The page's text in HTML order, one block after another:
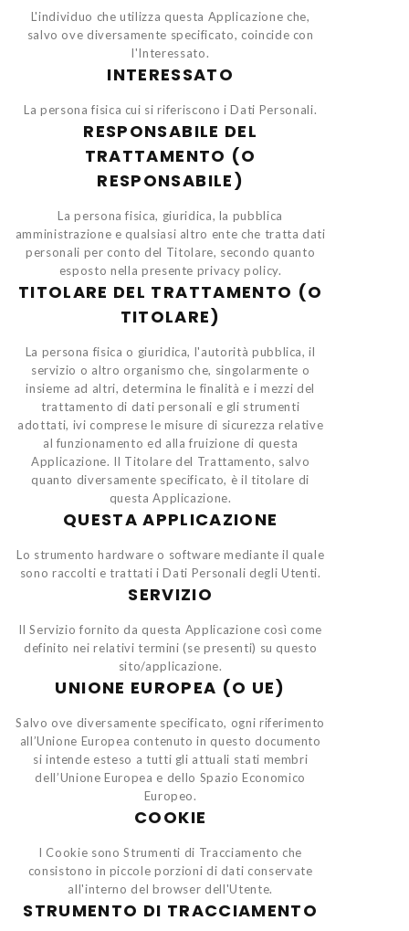
L'individuo che utilizza questa Applicazione che,
salvo ove diversamente specificato, coincide con
l'Interessato.
INTERESSATO
La persona fisica cui si riferiscono i Dati Personali.
RESPONSABILE DEL
TRATTAMENTO (O
RESPONSABILE)
La persona fisica, giuridica, la pubblica
amministrazione e qualsiasi altro ente che tratta dati
personali per conto del Titolare, secondo quanto
esposto nella presente privacy policy.
TITOLARE DEL TRATTAMENTO (O
TITOLARE)
La persona fisica o giuridica, l'autorità pubblica, il
servizio o altro organismo che, singolarmente o
insieme ad altri, determina le finalità e i mezzi del
trattamento di dati personali e gli strumenti
adottati, ivi comprese le misure di sicurezza relative
al funzionamento ed alla fruizione di questa
Applicazione. Il Titolare del Trattamento, salvo
quanto diversamente specificato, è il titolare di
questa Applicazione.
QUESTA APPLICAZIONE
Lo strumento hardware o software mediante il quale
sono raccolti e trattati i Dati Personali degli Utenti.
SERVIZIO
Il Servizio fornito da questa Applicazione così come
definito nei relativi termini (se presenti) su questo
sito/applicazione.
UNIONE EUROPEA (O UE)
Salvo ove diversamente specificato, ogni riferimento
all’Unione Europea contenuto in questo documento
si intende esteso a tutti gli attuali stati membri
dell’Unione Europea e dello Spazio Economico
Europeo.
COOKIE
I Cookie sono Strumenti di Tracciamento che
consistono in piccole porzioni di dati conservate
all'interno del browser dell'Utente.
STRUMENTO DI TRACCIAMENTO